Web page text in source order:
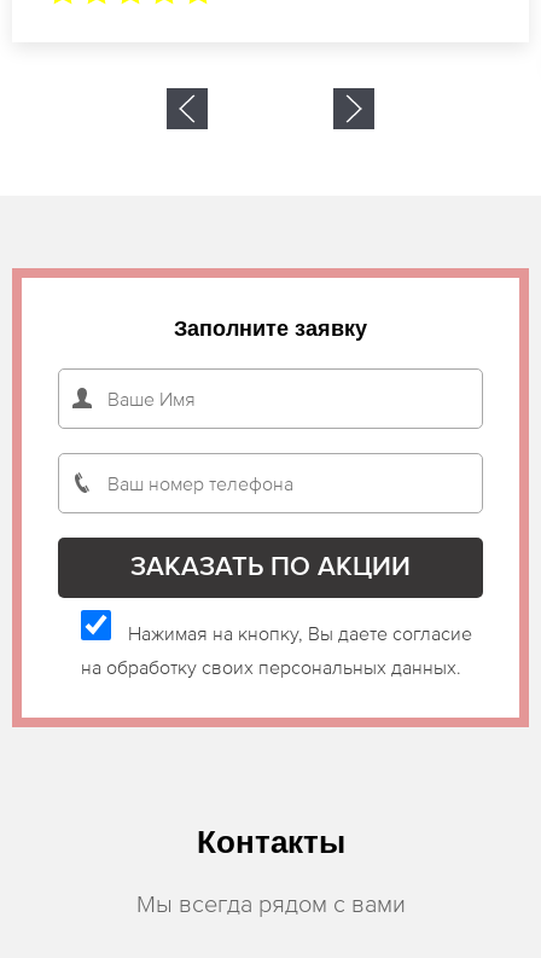
Заполните заявку
Нажимая на кнопку, Вы даете согласие
на обработку своих персональных данных.
Контакты
Мы всегда рядом с вами